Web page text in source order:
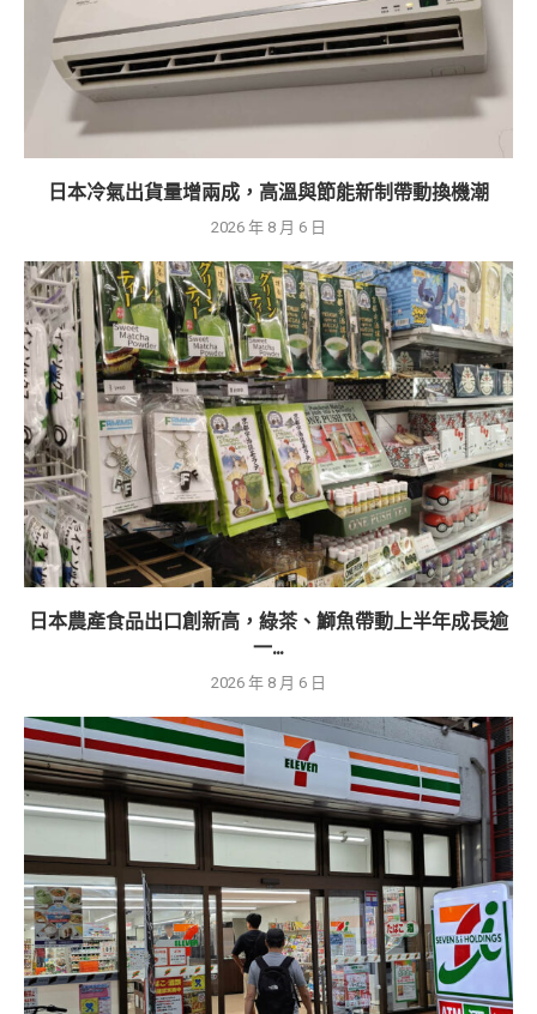
日本冷氣出貨量增兩成，高溫與節能新制帶動換機潮
2026 年 8 月 6 日
日本農產食品出口創新高，綠茶、鰤魚帶動上半年成長逾
一...
2026 年 8 月 6 日